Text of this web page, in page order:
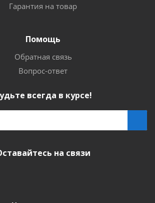
Гарантия на товар
Помощь
Обратная связь
Вопрос-ответ
всегда в курсе!
на связи